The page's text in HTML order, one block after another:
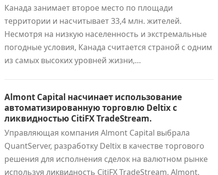
Канада занимает второе место по площади
территории и насчитывает 33,4 млн. жителей.
Несмотря на низкую населенность и экстремальные
погодные условия, Канада считается страной с одним
из самых высоких уровней жизни,…
Almont Capital насчинает использование
автоматизированную торговлю Deltix с
ликвидностью CitiFX TradeStream.
Управляющая компания Almont Capital выбрала
QuantServer, разработку Deltix в качестве торгового
решения для исполнения сделок на валютном рынке
используя ликвидность CitiFX TradeStream. Almont,